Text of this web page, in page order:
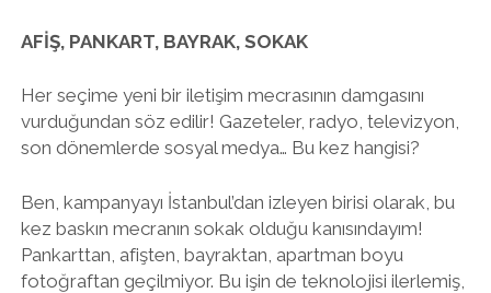
AFİŞ, PANKART, BAYRAK, SOKAK
Her seçime yeni bir iletişim mecrasının damgasını
vurduğundan söz edilir! Gazeteler, radyo, televizyon,
son dönemlerde sosyal medya… Bu kez hangisi?
Ben, kampanyayı İstanbul’dan izleyen birisi olarak, bu
kez baskın mecranın sokak olduğu kanısındayım!
Pankarttan, afişten, bayraktan, apartman boyu
fotoğraftan geçilmiyor. Bu işin de teknolojisi ilerlemiş,